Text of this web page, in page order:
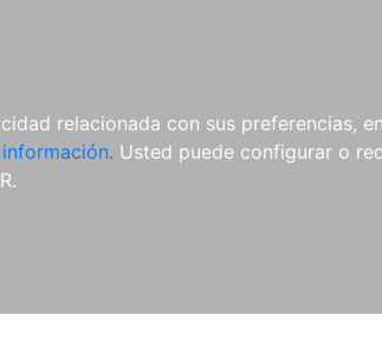
relacionada con sus preferencias,
Usted puede configurar o
Y
MATERIAL
COMPLEMENTARIO